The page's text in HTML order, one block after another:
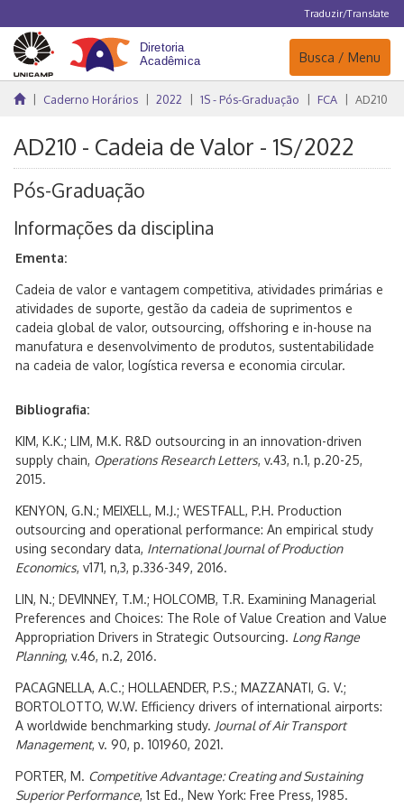
Traduzir/Translate
Navegação
Busca / Menu
Caderno Horários 2022 1S - Pós-Graduação FCA AD210
AD210 - Cadeia de Valor - 1S/2022
Pós-Graduação
Informações da disciplina
Ementa:
Cadeia de valor e vantagem competitiva, atividades primárias e
atividades de suporte, gestão da cadeia de suprimentos e
cadeia global de valor, outsourcing, offshoring e in-house na
manufatura e desenvolvimento de produtos, sustentabilidade
na cadeia de valor, logística reversa e economia circular.
Bibliografia:
KIM, K.K.; LIM, M.K. R&D outsourcing in an innovation-driven
supply chain, Operations Research Letters, v.43, n.1, p.20-25,
2015.
KENYON, G.N.; MEIXELL, M.J.; WESTFALL, P.H. Production
outsourcing and operational performance: An empirical study
using secondary data, International Journal of Production
Economics, v171, n,3, p.336-349, 2016.
LIN, N.; DEVINNEY, T.M.; HOLCOMB, T.R. Examining Managerial
Preferences and Choices: The Role of Value Creation and Value
Appropriation Drivers in Strategic Outsourcing. Long Range
Planning, v.46, n.2, 2016.
PACAGNELLA, A.C.; HOLLAENDER, P.S.; MAZZANATI, G. V.;
BORTOLOTTO, W.W. Efficiency drivers of international airports:
A worldwide benchmarking study. Journal of Air Transport
Management, v. 90, p. 101960, 2021.
PORTER, M. Competitive Advantage: Creating and Sustaining
Superior Performance, 1st Ed., New York: Free Press, 1985.